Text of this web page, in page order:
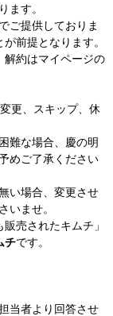
ます。
ご提供しておりま
前提となります。
約はマイページの
更、スキップ、休
難な場合、慶の明
めご了承ください
い場合、変更させ
いませ。
売されたキムチ」
チです。
当者より回答させ